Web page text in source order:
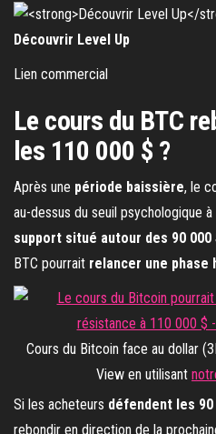
Découvrir Level Up
Lien commercial
Le cours du BTC
les 110 000 $ ?
Après une période baissière, le
au-dessus du seuil psychologique à
support situé autour des 90 000
BTC pourrait relancer une phase
Cours du Bitcoin face au dollar
View en utilisant
Si les acheteurs défendent les 90
rebondir en direction de la